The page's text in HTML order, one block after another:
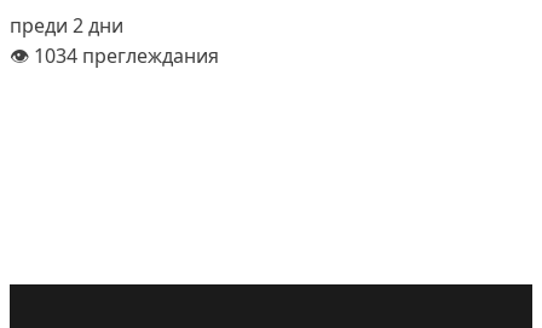
преди 2 дни
👁️ 1034 преглеждания